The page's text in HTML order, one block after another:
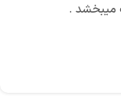
میبخشد ‌.